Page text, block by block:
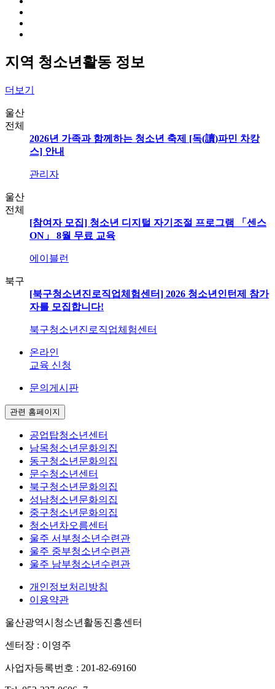
지역 청소년활동 정보
더보기
울산
전체
2026년 가족과 함께하는 청소년 축제 [독(讀)파민 차캉
스] 안내
관리자
울산
전체
[참여자 모집] 청소년 디지털 자기조절 프로그램 「센스
ON」 8월 무료 교육
에이블런
북구
[북구청소년진로직업체험센터] 2026 청소년인턴제 참가
자를 모집합니다!
북구청소년진로직업체험센터
온라인
교육 신청
문의게시판
관련 홈페이지
공업탑청소년센터
남목청소년문화의집
동구청소년문화의집
문수청소년센터
북구청소년문화의집
성남청소년문화의집
중구청소년문화의집
청소년차오름센터
울주 서부청소년수련관
울주 중부청소년수련관
울주 남부청소년수련관
개인정보처리방침
이용약관
울산광역시청소년활동진흥센터
센터장 : 이영주
사업자등록번호 : 201-82-69160